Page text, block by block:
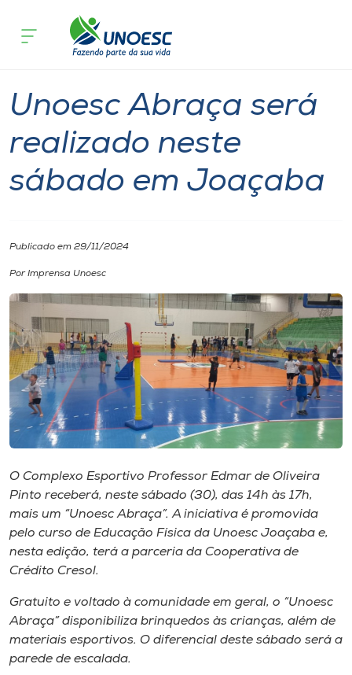
Cursos
Atendimento ao Estudante
A
Unoesc
Internacionalização
I.nova
Diplomados
Cultura
CPA
Biblioteca
Editora
Rádio
Esporte
Unoesc Abraça será
realizado neste
sábado em Joaçaba
Publicado em 29/11/2024
Por Imprensa Unoesc
O Complexo Esportivo Professor Edmar de Oliveira
Pinto receberá, neste sábado (30), das 14h às 17h,
mais um “Unoesc Abraça”. A iniciativa é promovida
pelo curso de Educação Física da Unoesc Joaçaba e,
nesta edição, terá a parceria da Cooperativa de
Crédito Cresol.
Gratuito e voltado à comunidade em geral, o “Unoesc
Abraça” disponibiliza brinquedos às crianças, além de
materiais esportivos. O diferencial deste sábado será a
parede de escalada.